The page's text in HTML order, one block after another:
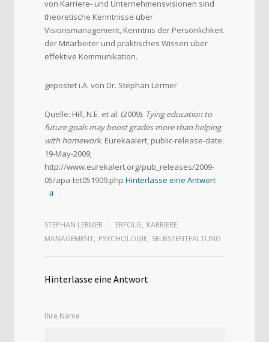
von Karriere- und Unternehmensvisionen sind
theoretische Kenntnisse über
Visionsmanagement, Kenntnis der Persönlichkeit
der Mitarbeiter und praktisches Wissen über
effektive Kommunikation.
gepostet i.A. von Dr. Stephan Lermer
Quelle: Hill, N.E. et al. (2009). Tying education to
future goals may boost grades more than helping
with homework. Eurekaalert, public-release-date:
19-May-2009;
http://www.eurekalert.org/pub_releases/2009-
05/apa-tet051909.php Hinterlasse eine Antwort
STEPHAN LERMER ERFOLG, KARRIERE,
MANAGEMENT, PSYCHOLOGIE, SELBSTENTFALTUNG
Hinterlasse eine Antwort
Ihre Name